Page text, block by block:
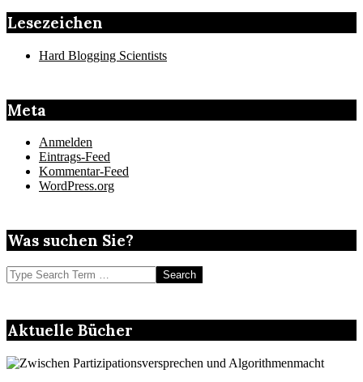
Lesezeichen
Hard Blogging Scientists
Meta
Anmelden
Eintrags-Feed
Kommentar-Feed
WordPress.org
Was suchen Sie?
Search
Aktuelle Bücher